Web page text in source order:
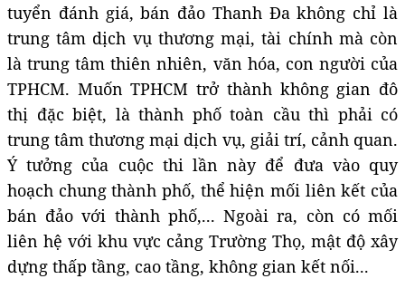
tuyển đánh giá, bán đảo Thanh Đa không chỉ là
trung tâm dịch vụ thương mại, tài chính mà còn
là trung tâm thiên nhiên, văn hóa, con người của
TPHCM. Muốn TPHCM trở thành không gian đô
thị đặc biệt, là thành phố toàn cầu thì phải có
trung tâm thương mại dịch vụ, giải trí, cảnh quan.
Ý tưởng của cuộc thi lần này để đưa vào quy
hoạch chung thành phố, thể hiện mối liên kết của
bán đảo với thành phố,... Ngoài ra, còn có mối
liên hệ với khu vực cảng Trường Thọ, mật độ xây
dựng thấp tầng, cao tầng, không gian kết nối...